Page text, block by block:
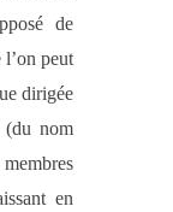
de
l’on peut
dirigée
(du nom
en